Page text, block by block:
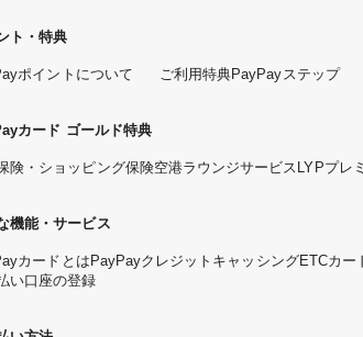
ト・特典
ポイントについて ご利用特典PayPayステップ
カード ゴールド特典
険・ショッピング保険空港ラウンジサービス LYPプレ
機能・サービス
カードとは PayPayクレジット キャッシングETCカー
い口座の登録